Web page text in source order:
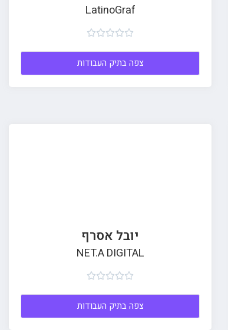
LatinoGraf





צפה בתיק העבודות
יובל אסרף
NET.A DIGITAL





צפה בתיק העבודות